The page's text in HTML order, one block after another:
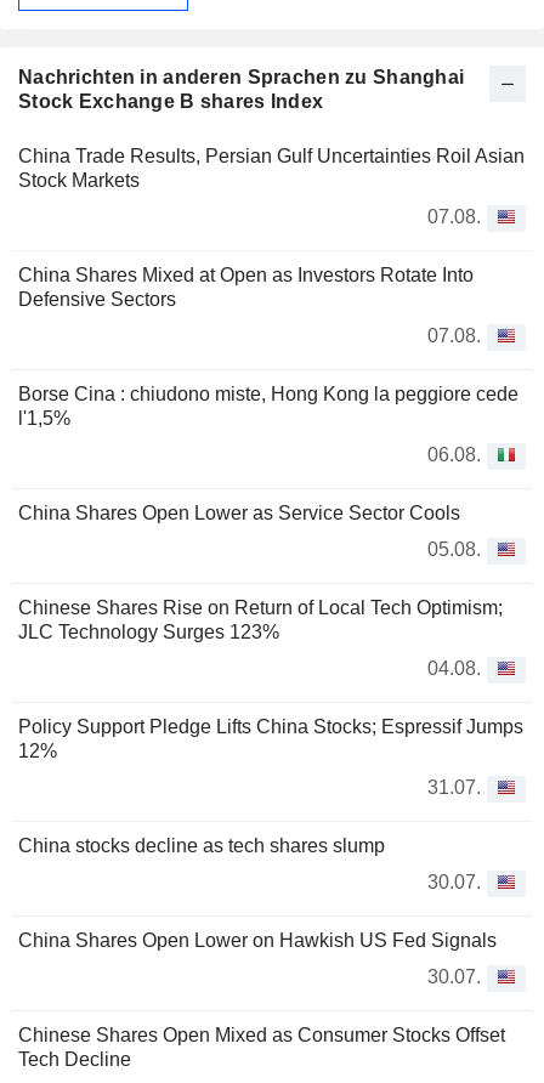
Nachrichten in anderen Sprachen zu Shanghai
Stock Exchange B shares Index
China Trade Results, Persian Gulf Uncertainties Roil Asian
Stock Markets
07.08.
China Shares Mixed at Open as Investors Rotate Into
Defensive Sectors
07.08.
Borse Cina : chiudono miste, Hong Kong la peggiore cede
l'1,5%
06.08.
China Shares Open Lower as Service Sector Cools
05.08.
Chinese Shares Rise on Return of Local Tech Optimism;
JLC Technology Surges 123%
04.08.
Policy Support Pledge Lifts China Stocks; Espressif Jumps
12%
31.07.
China stocks decline as tech shares slump
30.07.
China Shares Open Lower on Hawkish US Fed Signals
30.07.
Chinese Shares Open Mixed as Consumer Stocks Offset
Tech Decline